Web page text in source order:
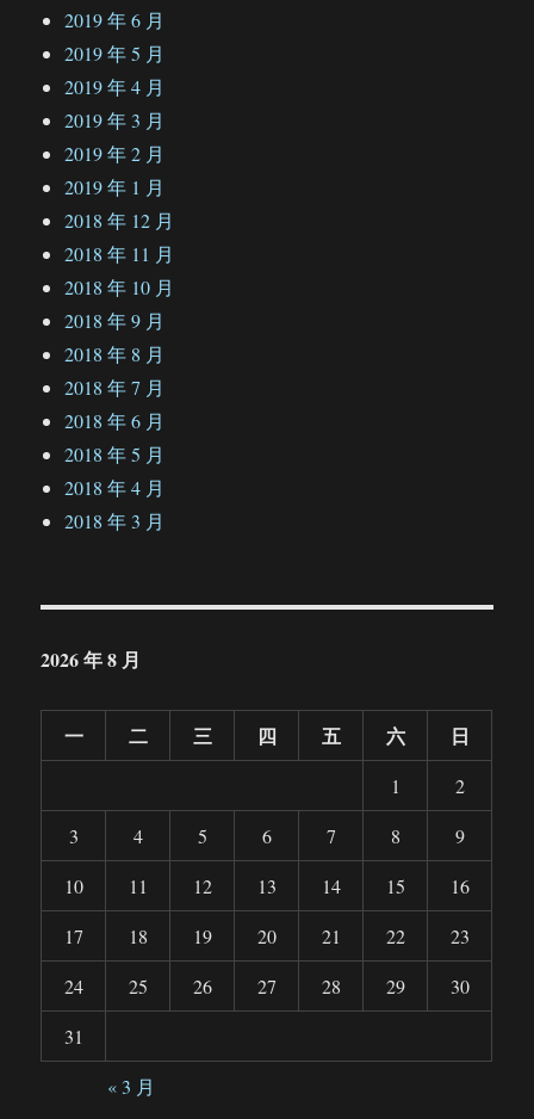
2019 年 6 月
2019 年 5 月
2019 年 4 月
2019 年 3 月
2019 年 2 月
2019 年 1 月
2018 年 12 月
2018 年 11 月
2018 年 10 月
2018 年 9 月
2018 年 8 月
2018 年 7 月
2018 年 6 月
2018 年 5 月
2018 年 4 月
2018 年 3 月
2026 年 8 月
一 二 三 四 五 六 日
1
2
3
4 5 6 7 8
9
10
11 12 13 14 15
16
17
18 19 20 21 22
23
24
25 26 27 28 29
30
31
« 3 月